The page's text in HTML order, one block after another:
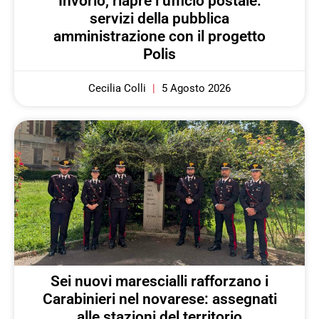
servizi della pubblica
amministrazione con il progetto
Polis
Cecilia Colli 5 Agosto 2026
Sei nuovi marescialli rafforzano i
Carabinieri nel novarese: assegnati